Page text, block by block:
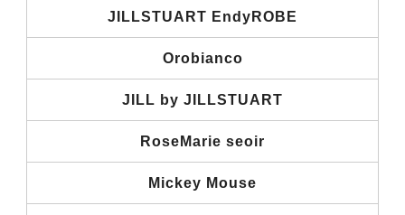
JILLSTUART EndyROBE
Orobianco
JILL by JILLSTUART
RoseMarie seoir
Mickey Mouse